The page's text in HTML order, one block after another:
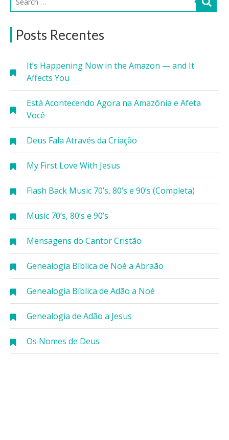
Posts Recentes
It’s Happening Now in the Amazon — and It
Affects You
Está Acontecendo Agora na Amazônia e Afeta
Você
Deus Fala Através da Criação
My First Love With Jesus
Flash Back Music 70’s, 80’s e 90’s (Completa)
Music 70’s, 80’s e 90’s
Mensagens do Cantor Cristão
Genealogia Bíblica de Noé a Abraão
Genealogia Bíblica de Adão a Noé
Genealogia de Adão a Jesus
Os Nomes de Deus